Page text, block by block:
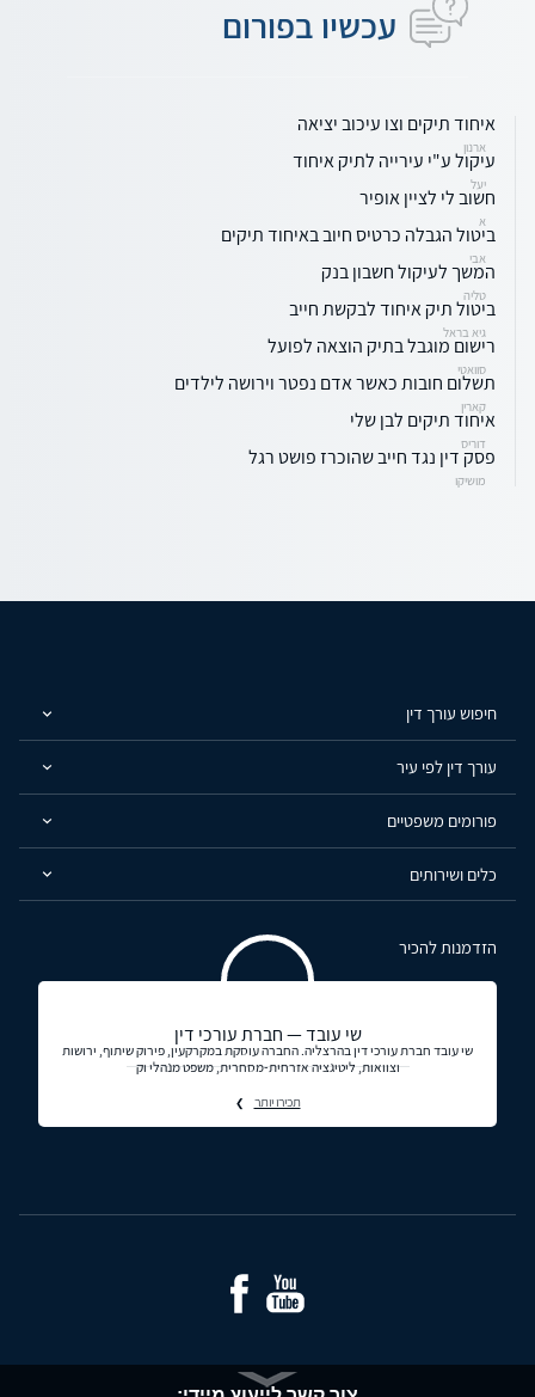
עכשיו בפורום
איחוד תיקים וצו עיכוב יציאה
ארנון
עיקול ע"י עירייה לתיק איחוד
יעל
חשוב לי לציין אופיר
א
ביטול הגבלה כרטיס חיוב באיחוד תיקים
אבי
המשך לעיקול חשבון בנק
טליה
ביטול תיק איחוד לבקשת חייב
גיא בראל
רישום מוגבל בתיק הוצאה לפועל
סוואטי
תשלום חובות כאשר אדם נפטר וירושה לילדים
קארין
איחוד תיקים לבן שלי
דוריס
פסק דין נגד חייב שהוכרז פושט רגל
מושיקו
חיפוש עורך דין
עורך דין לפי עיר
פורומים משפטיים
כלים ושירותים
הזדמנות להכיר
שי עובד — חברת עורכי דין
שי עובד חברת עורכי דין בהרצליה. החברה עוסקת במקרקעין, פירוק שיתוף, ירושות
וצוואות, ליטיגציה אזרחית-מסחרית, משפט מנהלי וק
תכירו יותר